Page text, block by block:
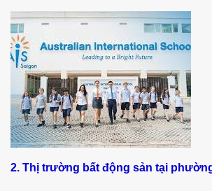
2. Thị trường bất động sản tại